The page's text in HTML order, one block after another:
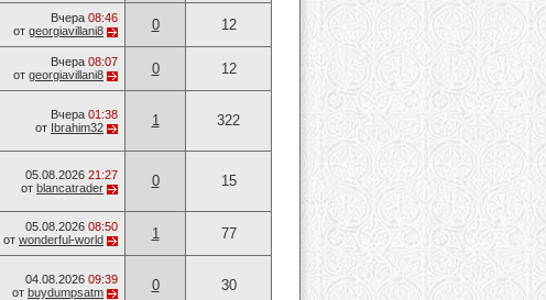
Вчера 08:46
от georgiavillani8 0 12
Вчера 08:07
от georgiavillani8 0 12
Вчера 01:38
от Ibrahim32 1 322
05.08.2026 21:27
от blancatrader 0 15
05.08.2026 08:50
от wonderful-world 1 77
04.08.2026 09:39
от buydumpsatm 0 30